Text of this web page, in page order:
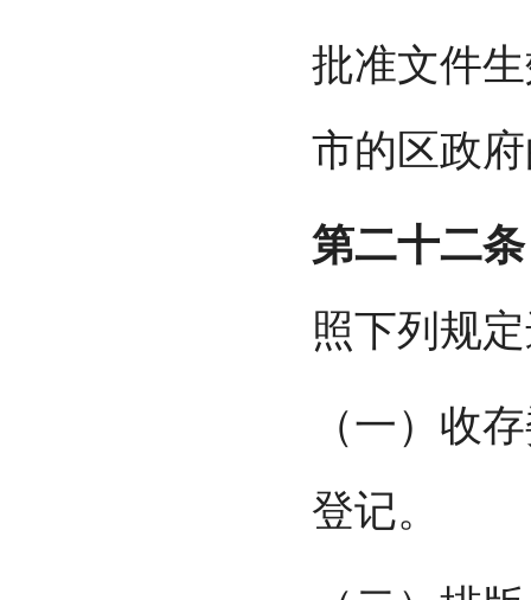
批准文件
市的区政
第二十二条
照下列规
（一）收
登记。